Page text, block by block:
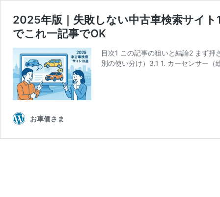
2025年版｜失敗しない中古車検索サイ
でこれ一記事でOK
目次1 この記事の狙いと結論2 まず
別の使い分け）3.1 1. カーセンサー
お車価さま